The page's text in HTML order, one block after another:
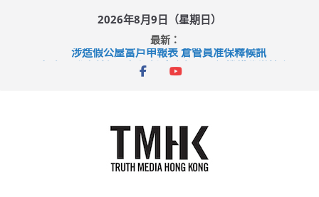
2026年8月9日（星期日）
最新：
涉造假公屋富戶申報表 倉管員准保釋候訊